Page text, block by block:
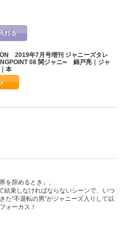
れる
2019年7月号増刊 ジャニーズタレ
08 関ジャニ∞ 錦戸亮｜ジャ
本
を辞めるとき」。
束しなければならないシーンで、いつ
た“不退転の男”がジャニーズ入りして以
ォーカス！